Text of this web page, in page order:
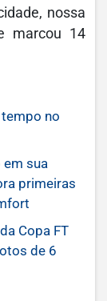
nossa
marcou 14
no
sua
primeiras
Copa FT
de 6